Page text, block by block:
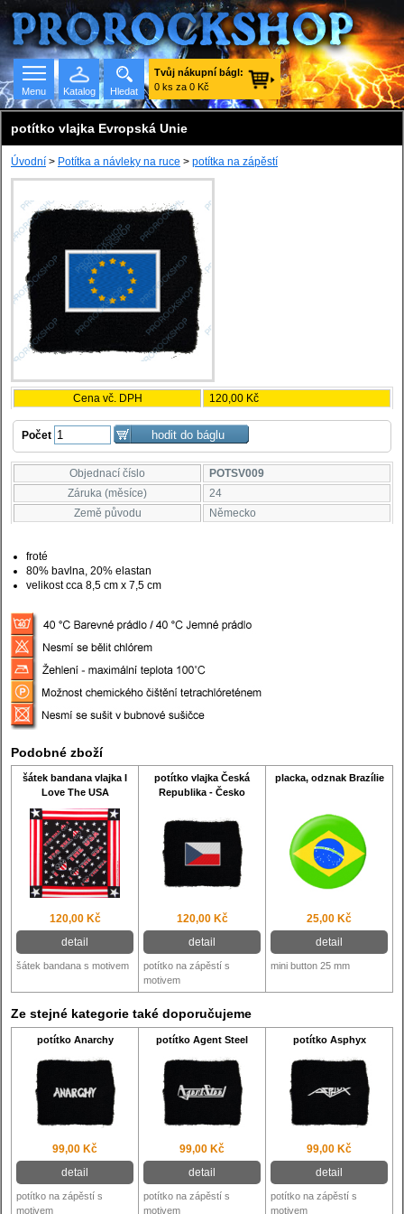
Hledat
Menu
Tvůj nákupní bágl:
0 ks za 0 Kč
potítko vlajka Evropská Unie
Úvodní > Potítka a návleky na ruce > potítka na zápěstí
Cena vč. DPH 120,00 Kč
Počet
Objednací číslo
POTSV009
Záruka (měsíce)
24
Země původu
Německo
froté
80% bavlna, 20% elastan
velikost cca 8,5 cm x 7,5 cm
Podobné zboží
šátek bandana vlajka I
Love The USA
potítko vlajka Česká
Republika - Česko
placka, odznak Brazílie
120,00 Kč
detail
120,00 Kč
detail
25,00 Kč
detail
šátek bandana s motivem
potítko na zápěstí s
motivem
mini button 25 mm
Ze stejné kategorie také doporučujeme
potítko Anarchy potítko Agent Steel potítko Asphyx
99,00 Kč
detail
99,00 Kč
detail
99,00 Kč
detail
potítko na zápěstí s
motivem
potítko na zápěstí s
motivem
potítko na zápěstí s
motivem
Katalog